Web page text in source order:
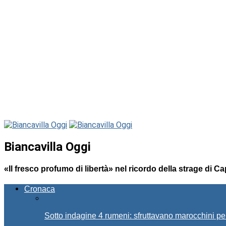
Biancavilla Oggi
«Il fresco profumo di libertà» nel ricordo della strage di
Cronaca
Sotto indagine 4 rumeni: sfruttavano marocchini